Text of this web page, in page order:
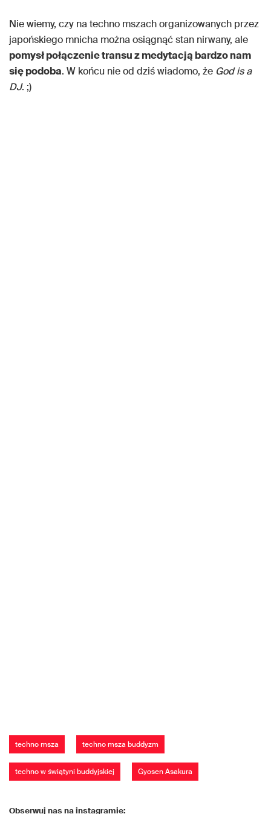
Nie wiemy, czy na techno mszach organizowanych przez
japońskiego mnicha można osiągnąć stan nirwany, ale
pomysł połączenie transu z medytacją bardzo nam
się podoba. W końcu nie od dziś wiadomo, że God is a
DJ. ;)
techno msza techno msza buddyzm
techno w świątyni buddyjskiej Gyosen Asakura
Obserwuj nas na instagramie: